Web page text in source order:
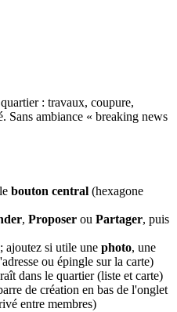
: travaux, coupure,
Sans ambiance « breaking news
bouton central (hexagone
, Proposer ou Partager, puis
ajoutez si utile une photo, une
ou épingle sur la carte)
dans le quartier (liste et carte)
de création en bas de l'onglet
entre membres)